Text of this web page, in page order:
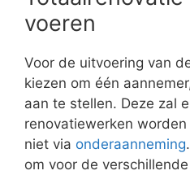
voeren
Voor de uitvoering van
kiezen om één
aan te stellen. Deze zal
renovatiewerken
niet via onderaanneming
om voor de